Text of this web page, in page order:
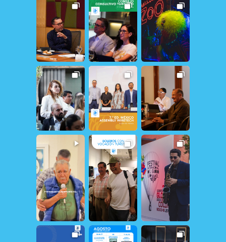
12 0 1 308
19 0 0
20 13 1 162 1